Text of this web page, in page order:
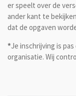
er speelt over de
ander kant te
dat de opgaven
*Je inschrijving is
organisatie. Wij